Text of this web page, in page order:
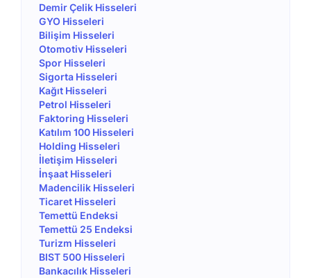
Demir Çelik Hisseleri
GYO Hisseleri
Bilişim Hisseleri
Otomotiv Hisseleri
Spor Hisseleri
Sigorta Hisseleri
Kağıt Hisseleri
Petrol Hisseleri
Faktoring Hisseleri
Katılım 100 Hisseleri
Holding Hisseleri
İletişim Hisseleri
İnşaat Hisseleri
Madencilik Hisseleri
Ticaret Hisseleri
Temettü Endeksi
Temettü 25 Endeksi
Turizm Hisseleri
BIST 500 Hisseleri
Bankacılık Hisseleri